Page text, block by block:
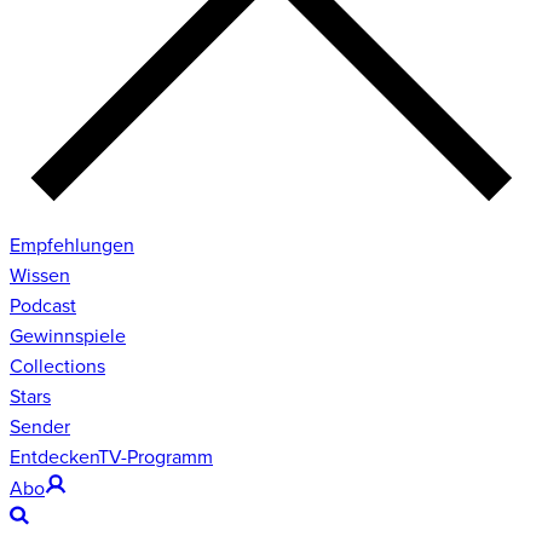
Empfehlungen
Wissen
Podcast
Gewinnspiele
Collections
Stars
Sender
EntdeckenTV-Programm
Abo